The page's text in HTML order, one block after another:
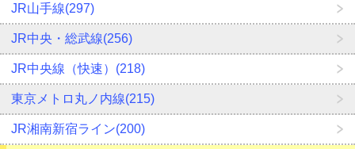
JR山手線(297)
JR中央・総武線(256)
JR中央線（快速）(218)
東京メトロ丸ノ内線(215)
JR湘南新宿ライン(200)